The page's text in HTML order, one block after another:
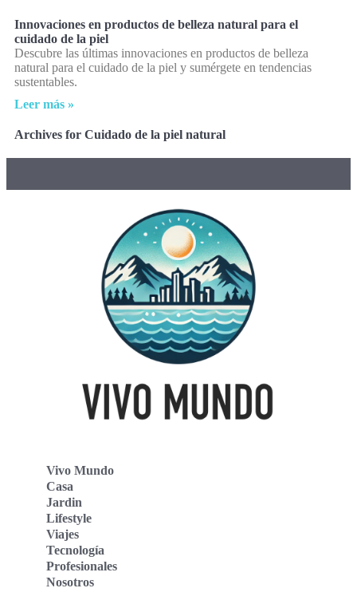
Innovaciones en productos de belleza natural para el
cuidado de la piel
Descubre las últimas innovaciones en productos de belleza
natural para el cuidado de la piel y sumérgete en tendencias
sustentables.
Leer más »
Archives for Cuidado de la piel natural
Vivo Mundo
Casa
Jardin
Lifestyle
Viajes
Tecnología
Profesionales
Nosotros